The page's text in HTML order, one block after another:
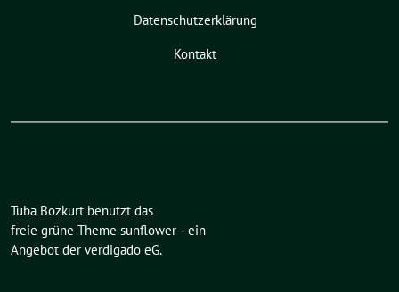
Datenschutzerklärung
Kontakt
Tuba Bozkurt benutzt das
freie grüne Theme sunflower ‐ ein
Angebot der verdigado eG.